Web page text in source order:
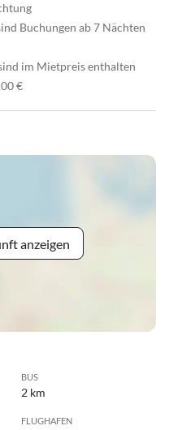
Buchungen ab 7 Nächten
im Mietpreis enthalten
€
anzeigen
BUS
2 km
FLUGHAFEN